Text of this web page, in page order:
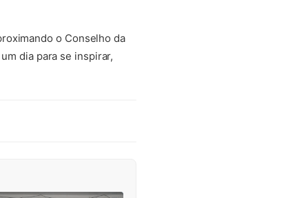
o Conselho da
dia para se inspirar,